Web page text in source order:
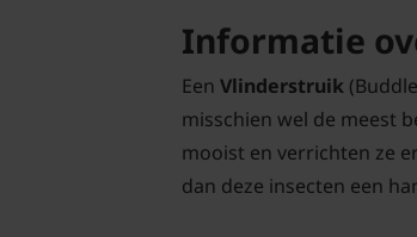
Informatie
Een Vlinderstruik
misschien wel de meest
mooist en verrichten ze
dan deze insecten een